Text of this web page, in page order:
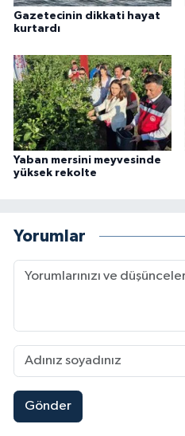
Gazetecinin dikkati hayat
kurtardı
Yaban mersini meyvesinde
yüksek rekolte
Yorumlar
Gönder